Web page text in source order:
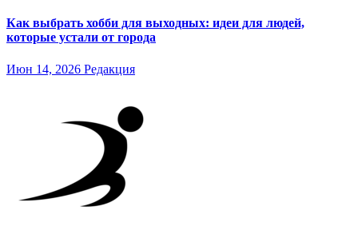
Как выбрать хобби для выходных: идеи для людей,
которые устали от города
Июн 14, 2026 Редакция